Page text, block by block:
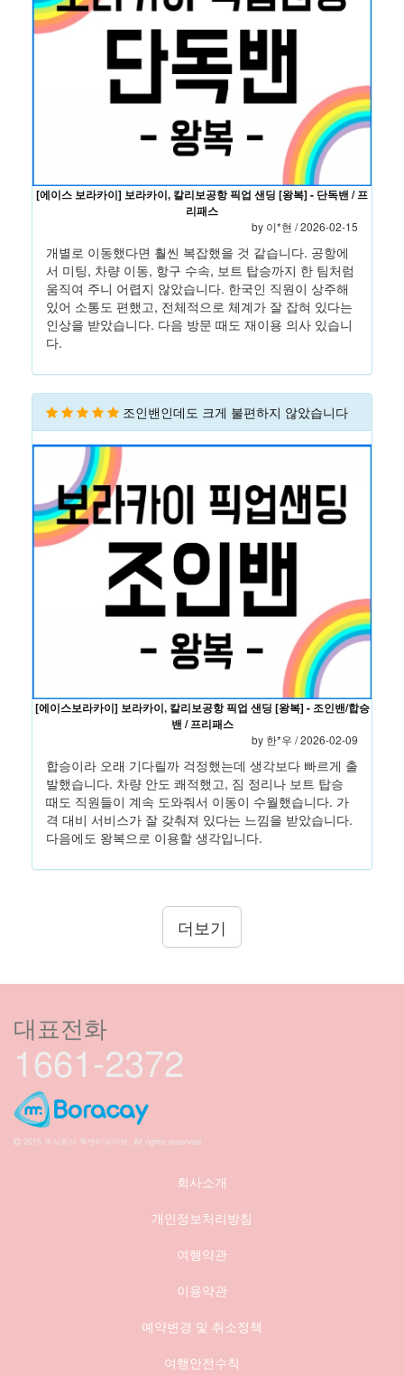
[에이스 보라카이] 보라카이, 칼리보공항 픽업 샌딩 [왕복] - 단독밴 / 프
리패스
by 이*현 / 2026-02-15
개별로 이동했다면 훨씬 복잡했을 것 같습니다. 공항에
서 미팅, 차량 이동, 항구 수속, 보트 탑승까지 한 팀처럼
움직여 주니 어렵지 않았습니다. 한국인 직원이 상주해
있어 소통도 편했고, 전체적으로 체계가 잘 잡혀 있다는
인상을 받았습니다. 다음 방문 때도 재이용 의사 있습니
다.
조인밴인데도 크게 불편하지 않았습니다
[에이스보라카이] 보라카이, 칼리보공항 픽업 샌딩 [왕복] - 조인밴/합승
밴 / 프리패스
by 한*우 / 2026-02-09
합승이라 오래 기다릴까 걱정했는데 생각보다 빠르게 출
발했습니다. 차량 안도 쾌적했고, 짐 정리나 보트 탑승
때도 직원들이 계속 도와줘서 이동이 수월했습니다. 가
격 대비 서비스가 잘 갖춰져 있다는 느낌을 받았습니다.
다음에도 왕복으로 이용할 생각입니다.
더보기
대표전화
1661-2372
2015 주식회사 투엔티파이브, All rights reserved
회사소개
개인정보처리방침
여행약관
이용약관
예약변경 및 취소정책
여행안전수칙